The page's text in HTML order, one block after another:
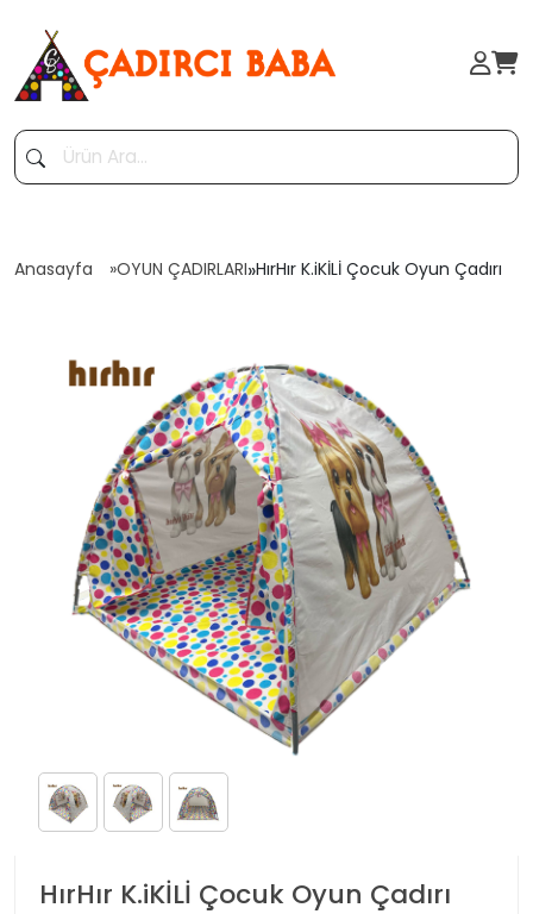
Anasayfa OYUN ÇADIRLARI»HırHır K.iKİLİ Çocuk Oyun Çadırı
HırHır K.iKİLİ Çocuk Oyun Çadırı